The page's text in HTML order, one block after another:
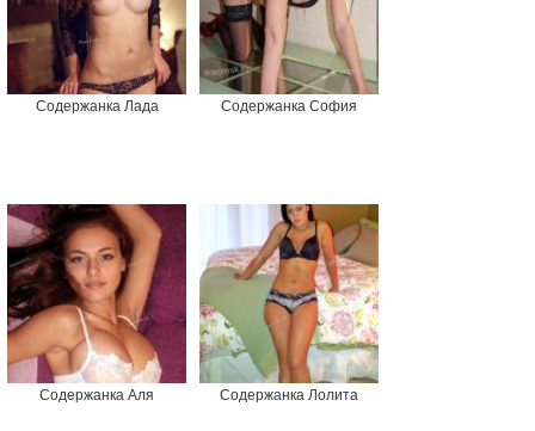
Содержанка Лада Содержанка София
Содержанка Аля Содержанка Лолита